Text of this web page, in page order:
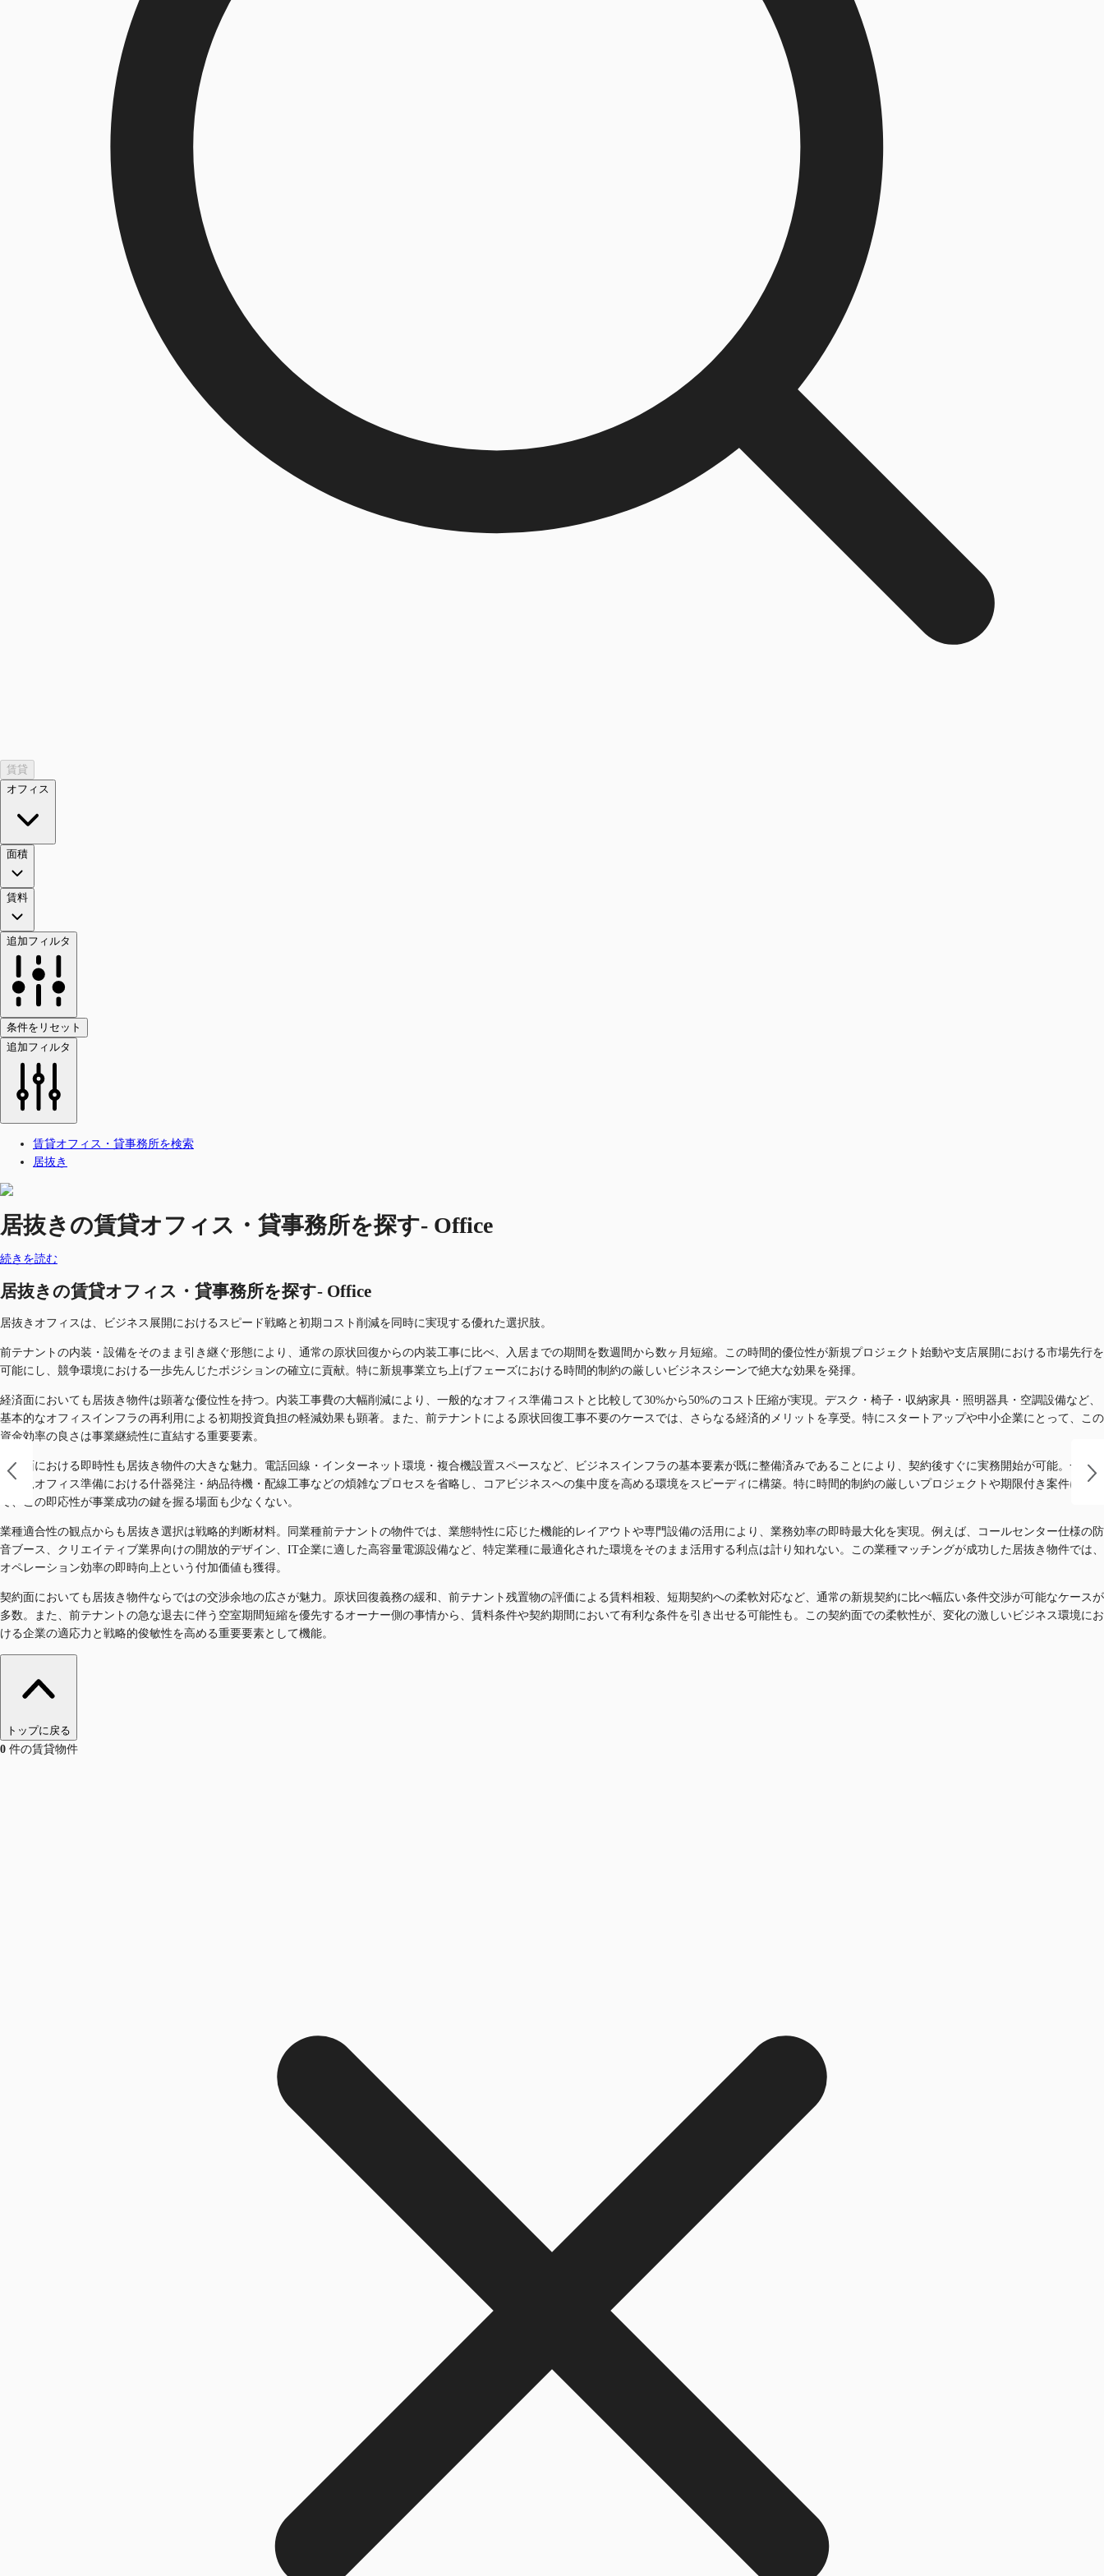
賃貸
オフィス
面積
賃料
追加フィルタ
条件をリセット
追加フィルタ
賃貸オフィス・貸事務所を検索
居抜き
居抜きの賃貸オフィス・貸事務所を探す- Office
続きを読む
居抜きの賃貸オフィス・貸事務所を探す- Office
居抜きオフィスは、ビジネス展開におけるスピード戦略と初期コスト削減を同時に実現する優れた選択肢。
前テナントの内装・設備をそのまま引き継ぐ形態により、通常の原状回復からの内装工事に比べ、入居までの期間を数週間から数ヶ月短縮。この時間的優位性が新規プロジェクト始動や支店展開における市場先行を
可能にし、競争環境における一歩先んじたポジションの確立に貢献。特に新規事業立ち上げフェーズにおける時間的制約の厳しいビジネスシーンで絶大な効果を発揮。
経済面においても居抜き物件は顕著な優位性を持つ。内装工事費の大幅削減により、一般的なオフィス準備コストと比較して30%から50%のコスト圧縮が実現。デスク・椅子・収納家具・照明器具・空調設備など、
基本的なオフィスインフラの再利用による初期投資負担の軽減効果も顕著。また、前テナントによる原状回復工事不要のケースでは、さらなる経済的メリットを享受。特にスタートアップや中小企業にとって、この
資金効率の良さは事業継続性に直結する重要要素。
実用面における即時性も居抜き物件の大きな魅力。電話回線・インターネット環境・複合機設置スペースなど、ビジネスインフラの基本要素が既に整備済みであることにより、契約後すぐに実務開始が可能。一般的
な新規オフィス準備における什器発注・納品待機・配線工事などの煩雑なプロセスを省略し、コアビジネスへの集中度を高める環境をスピーディに構築。特に時間的制約の厳しいプロジェクトや期限付き案件におい
て、この即応性が事業成功の鍵を握る場面も少なくない。
業種適合性の観点からも居抜き選択は戦略的判断材料。同業種前テナントの物件では、業態特性に応じた機能的レイアウトや専門設備の活用により、業務効率の即時最大化を実現。例えば、コールセンター仕様の防
音ブース、クリエイティブ業界向けの開放的デザイン、IT企業に適した高容量電源設備など、特定業種に最適化された環境をそのまま活用する利点は計り知れない。この業種マッチングが成功した居抜き物件では、
オペレーション効率の即時向上という付加価値も獲得。
契約面においても居抜き物件ならではの交渉余地の広さが魅力。原状回復義務の緩和、前テナント残置物の評価による賃料相殺、短期契約への柔軟対応など、通常の新規契約に比べ幅広い条件交渉が可能なケースが
多数。また、前テナントの急な退去に伴う空室期間短縮を優先するオーナー側の事情から、賃料条件や契約期間において有利な条件を引き出せる可能性も。この契約面での柔軟性が、変化の激しいビジネス環境にお
ける企業の適応力と戦略的俊敏性を高める重要要素として機能。
トップに戻る
0 件の賃貸物件